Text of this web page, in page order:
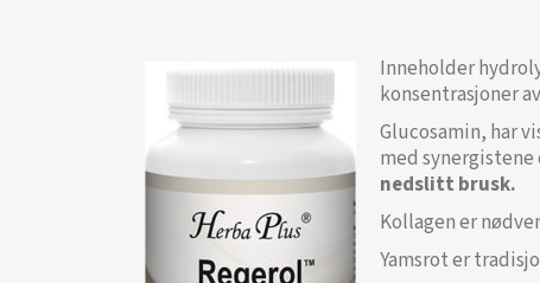
Inneholder
konsentrasjoner
Glucosamin, har
med
nedslitt brusk.
Kollagen er
Yamsrot er